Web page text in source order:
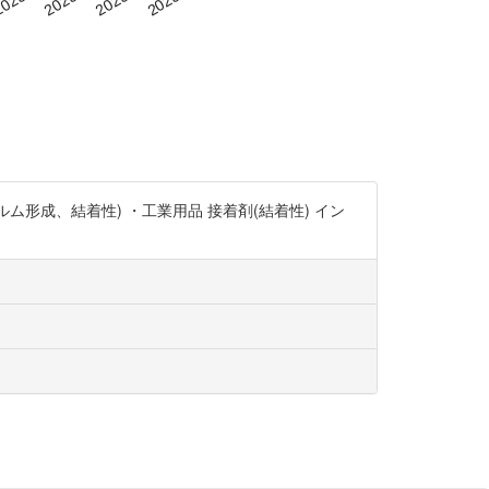
形成、結着性) ・工業用品 接着剤(結着性) イン